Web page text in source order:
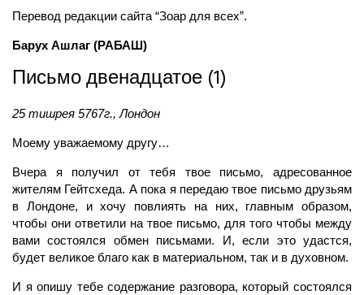
Перевод редакции сайта “Зоар для всех”.
Барух Ашлаг (РАБАШ)
Письмо двенадцатое (1)
25 тишрея 5767г., Лондон
Моему уважаемому другу…
Вчера я получил от тебя твое письмо, адресованное
жителям Гейтсхеда. А пока я передаю твое письмо друзьям
в Лондоне, и хочу повлиять на них, главным образом,
чтобы они ответили на твое письмо, для того чтобы между
вами состоялся обмен письмами. И, если это удастся,
будет великое благо как в материальном, так и в духовном.
И я опишу тебе содержание разговора, который состоялся